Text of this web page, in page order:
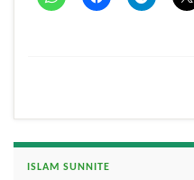
ISLAM SUNNITE